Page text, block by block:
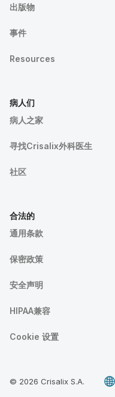
出版物
事件
Resources
病人们
病人之家
寻找Crisalix外科医生
社区
合法的
通用条款
保密政策
安全声明
HIPAA兼容
Cookie 设置
© 2026 Crisalix S.A.